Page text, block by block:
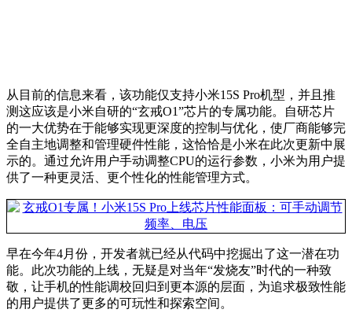
从目前的信息来看，该功能仅支持小米15S Pro机型，并且推
测这应该是小米自研的“玄戒O1”芯片的专属功能。自研芯片
的一大优势在于能够实现更深度的控制与优化，使厂商能够完
全自主地调整和管理硬件性能，这恰恰是小米在此次更新中展
示的。通过允许用户手动调整CPU的运行参数，小米为用户提
供了一种更灵活、更个性化的性能管理方式。
早在今年4月份，开发者就已经从代码中挖掘出了这一潜在功
能。此次功能的上线，无疑是对当年“发烧友”时代的一种致
敬，让手机的性能调校回归到更本源的层面，为追求极致性能
的用户提供了更多的可玩性和探索空间。